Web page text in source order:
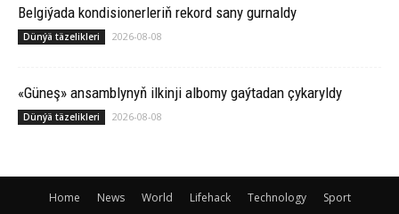
Belgiýada kondisionerleriň rekord sany gurnaldy
Dünýä täzelikleri 2026-08-08
«Güneş» ansamblynyň ilkinji albomy gaýtadan çykaryldy
Dünýä täzelikleri 2026-08-08
Home News World Lifehack Technology Sport